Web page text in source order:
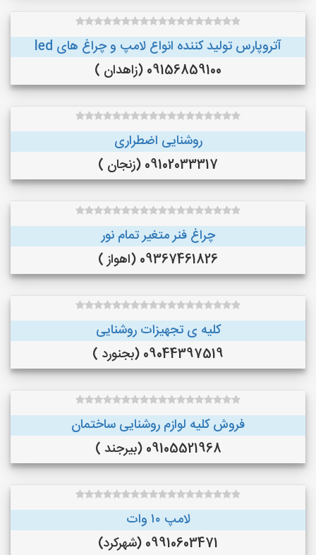
آتروپارس تولید کننده انواع لامپ و چراغ های led
09156859100 (زاهدان )
روشنایی اضطراری
09102033317 (زنجان )
چراغ فنر متغیر تمام نور
09367461826 (اهواز )
کلیه ی تجهیزات روشنایی
09044397519 (بجنورد )
فروش کلیه لوازم روشنایی ساختمان
09105521968 (بیرجند )
لامپ ۱۰ وات
09910603471 (شهرکرد)